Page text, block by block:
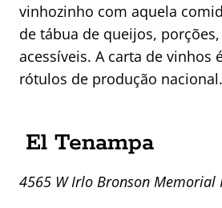
vinhozinho com aquela
de tábua de queijos,
acessíveis. A carta de
rótulos de produção nacional.
El Tenampa
4565 W Irlo Bronson Memorial